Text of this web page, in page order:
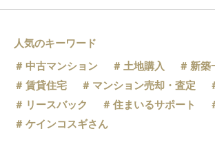
人気のキーワード
中古マンション
土地購入
新築
賃貸住宅
マンション売却・査定
リースバック
住まいるサポート
ケインコスギさん